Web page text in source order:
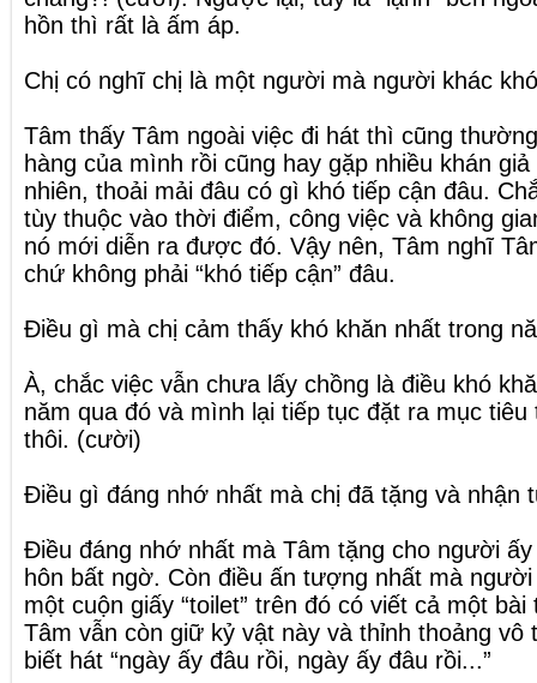
hồn thì rất là ấm áp.
Chị có nghĩ chị là một người mà người khác
Tâm thấy Tâm ngoài việc đi hát thì cũng
hàng của mình rồi cũng hay gặp nhiều khán
nhiên, thoải mải đâu có gì khó tiếp cận đâu.
tùy thuộc vào thời điểm, công việc và không
nó mới diễn ra được đó. Vậy nên, Tâm nghĩ
chứ không phải “khó tiếp cận” đâu.
Điều gì mà chị cảm thấy khó khăn nhất trong
À, chắc việc vẫn chưa lấy chồng là điều khó
năm qua đó và mình lại tiếp tục đặt ra mục
thôi. (cười)
Điều gì đáng nhớ nhất mà chị đã tặng và nhận
Điều đáng nhớ nhất mà Tâm tặng cho người
hôn bất ngờ. Còn điều ấn tượng nhất mà
một cuộn giấy “toilet” trên đó có viết cả một
Tâm vẫn còn giữ kỷ vật này và thỉnh thoảng vô
biết hát “ngày ấy đâu rồi, ngày ấy đâu rồi...”